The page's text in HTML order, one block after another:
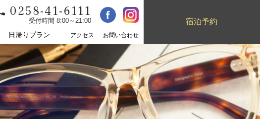
0258-41-6111
受付時間 8:00～21:00
日帰りプラン アクセス お問い合わせ
宿泊予約